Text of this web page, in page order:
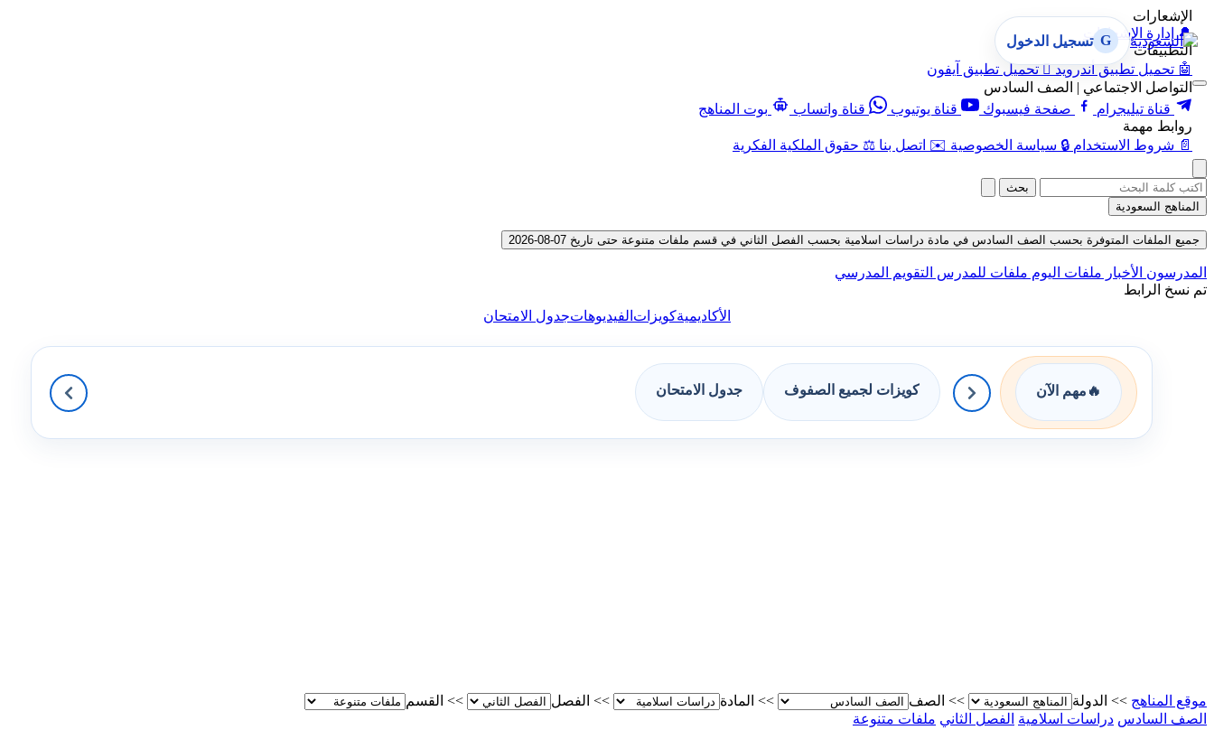
الإشعارات
🔔 إدارة الإشعارات
التطبيقات
🤖 تحميل تطبيق أندرويد  تحميل تطبيق آيفون
التواصل الاجتماعي | الصف السادس
قناة تيليجرام
صفحة فيسبوك قناة يوتيوب قناة واتساب
بوت المناهج
روابط مهمة
📄 شروط الاستخدام 🔒 سياسة الخصوصية ✉️ اتصل بنا ⚖️ حقوق الملكية الفكرية
G تسجيل الدخول
بحث
المناهج السعودية
جميع الملفات المتوفرة بحسب الصف السادس في مادة دراسات اسلامية بحسب الفصل الثاني في قسم ملفات متنوعة حتى تاريخ 07-08-2026
المدرسون الأخبار ملفات اليوم ملفات للمدرس التقويم المدرسي
تم نسخ الرابط
الأكاديميةكويزات الفيديوهاتجدول الامتحان
🔥 مهم الآن كويزات لجميع الصفوف جدول الامتحان
موقع المناهج >> الدولة >> الصف >> المادة >> الفصل >> القسم
الصف السادس دراسات اسلامية الفصل الثاني ملفات متنوعة